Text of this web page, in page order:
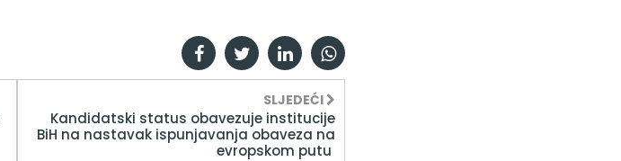
SLJEDEĆI
Kandidatski status obavezuje institucije
BiH na nastavak ispunjavanja obaveza na
evropskom putu